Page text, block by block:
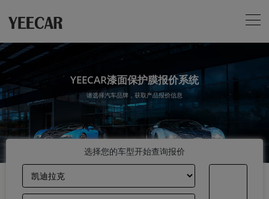
YEECAR漆面保护膜报价系统
请选择汽车品牌，获取产品报价信息
选择您的车型开始查询报价